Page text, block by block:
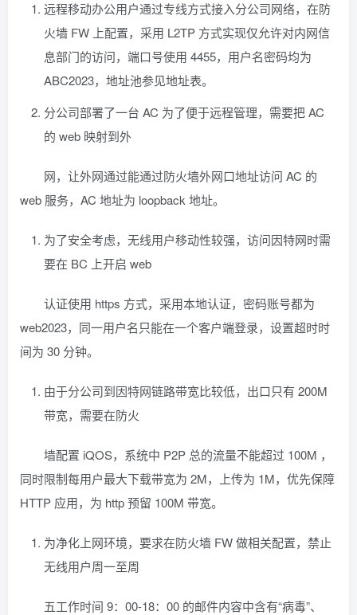
远程移动办公用户通过专线方式接入分公司网络，在防
火墙 FW 上配置，采用 L2TP 方式实现仅允许对内网信
息部门的访问，端口号使用 4455，用户名密码均为
ABC2023，地址池参见地址表。
分公司部署了一台 AC 为了便于远程管理，需要把 AC
的 web 映射到外
网，让外网通过能通过防火墙外网口地址访问 AC 的
web 服务，AC 地址为 loopback 地址。
为了安全考虑，无线用户移动性较强，访问因特网时需
要在 BC 上开启 web
认证使用 https 方式，采用本地认证，密码账号都为
web2023，同一用户名只能在一个客户端登录，设置超时时
间为 30 分钟。
由于分公司到因特网链路带宽比较低，出口只有 200M
带宽，需要在防火
墙配置 iQOS，系统中 P2P 总的流量不能超过 100M ，
同时限制每用户最大下载带宽为 2M，上传为 1M，优先保障
HTTP 应用，为 http 预留 100M 带宽。
为净化上网环境，要求在防火墙 FW 做相关配置，禁止
无线用户周一至周
五工作时间 9：00-18：00 的邮件内容中含有“病毒”、